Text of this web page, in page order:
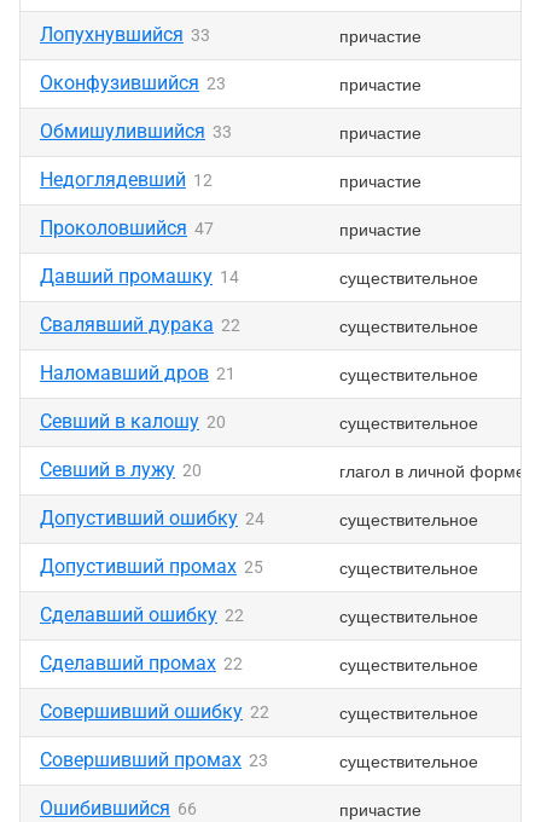
Лопухнувшийся 33 причастие
Оконфузившийся 23 причастие
Обмишулившийся 33 причастие
Недоглядевший 12 причастие
Проколовшийся 47 причастие
Давший промашку 14 существительное
Свалявший дурака 22 существительное
Наломавший дров 21 существительное
Севший в калошу 20 существительное
Севший в лужу 20 глагол в личной форме
Допустивший ошибку 24 существительное
Допустивший промах 25 существительное
Сделавший ошибку 22 существительное
Сделавший промах 22 существительное
Совершивший ошибку 22 существительное
Совершивший промах 23 существительное
Ошибившийся 66 причастие